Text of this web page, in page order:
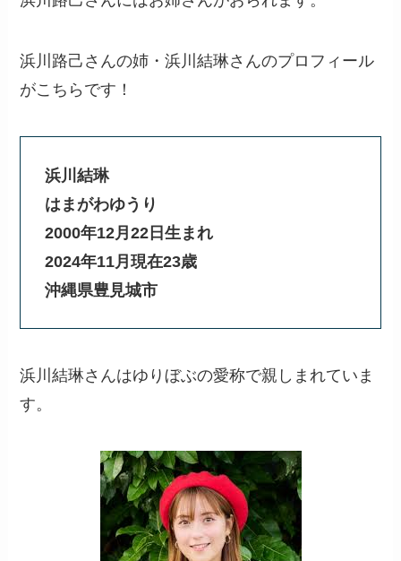
浜川路己さんの姉・浜川結琳さんのプロフィール
がこちらです！
浜川結琳
はまがわゆうり
2000年12月22日生まれ
2024年11月現在23歳
沖縄県豊見城市
浜川結琳さんはゆりぼぶの愛称で親しまれていま
す。